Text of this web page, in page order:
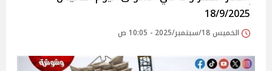
18/9/2025
الخميس 18/سبتمبر/2025 - 10:05 ص